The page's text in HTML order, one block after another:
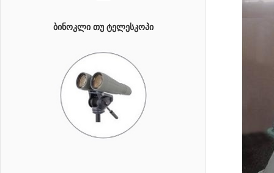
ᲑᲘᲜᲝᲙᲚᲘ ᲗᲣ ᲢᲔᲚᲔᲡᲙᲝᲞᲘ